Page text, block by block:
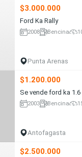
$3.000.000
Ford Ka Rally
2008 Bencina
Punta Arenas
$1.200.000
Se vende ford ka 1.6
2003 Bencina
Antofagasta
$2.500.000